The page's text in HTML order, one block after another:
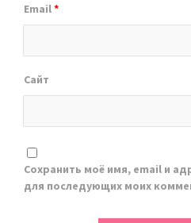
Email*
Сайт
Сохранить моё имя, email и
для последующих моих